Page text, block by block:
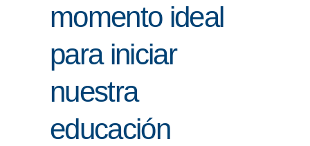
momento ideal
para iniciar
nuestra
educación